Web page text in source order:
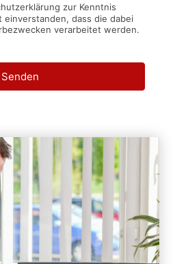
zur Kenntnis
einverstanden, dass die dabei
verarbeitet werden.
Senden